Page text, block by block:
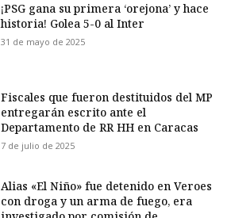
¡PSG gana su primera ‘orejona’ y hace
historia! Golea 5-0 al Inter
31 de mayo de 2025
Fiscales que fueron destituidos del MP
entregarán escrito ante el
Departamento de RR HH en Caracas
7 de julio de 2025
Alias «El Niño» fue detenido en Veroes
con droga y un arma de fuego, era